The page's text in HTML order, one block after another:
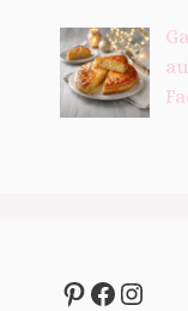
Pinterest